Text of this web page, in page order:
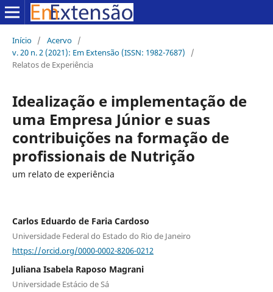
Início / Acervo /
v. 20 n. 2 (2021): Em Extensão (ISSN: 1982-7687)
/
Relatos de Experiência
Idealização e implementação de
uma Empresa Júnior e suas
contribuições na formação de
profissionais de Nutrição
um relato de experiência
Carlos Eduardo de Faria Cardoso
Universidade Federal do Estado do Rio de Janeiro
https://orcid.org/0000-0002-8206-0212
Juliana Isabela Raposo Magrani
Universidade Estácio de Sá